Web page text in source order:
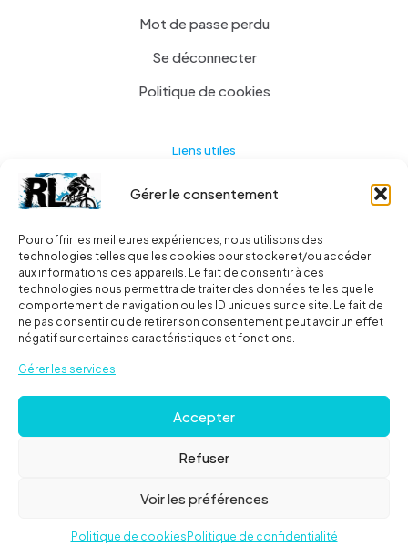
Gérer le consentement
Pour offrir les meilleures expériences, nous utilisons des
technologies telles que les cookies pour stocker et/ou accéder
aux informations des appareils. Le fait de consentir à ces
technologies nous permettra de traiter des données telles que le
comportement de navigation ou les ID uniques sur ce site. Le fait de
ne pas consentir ou de retirer son consentement peut avoir un effet
négatif sur certaines caractéristiques et fonctions.
Gérer les services
Accepter
Refuser
Voir les préférences
Politique de cookies Politique de confidentialité
Mot de passe perdu
Se déconnecter
Politique de cookies
Liens utiles
Actualités
A propos
Contact
Ma liste
FAQ
Roues libres| Tous droits réservés |